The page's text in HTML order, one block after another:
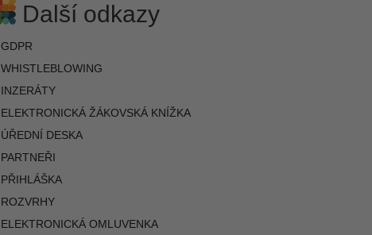
Další odkazy
GDPR
WHISTLEBLOWING
INZERÁTY
ELEKTRONICKÁ ŽÁKOVSKÁ KNÍŽKA
ÚŘEDNÍ DESKA
PARTNEŘI
PŘIHLÁŠKA
ROZVRHY
ELEKTRONICKÁ OMLUVENKA